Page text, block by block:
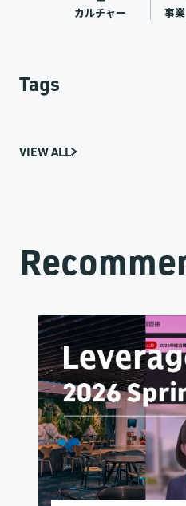
カルチャー 事
Tags
VIEW ALL